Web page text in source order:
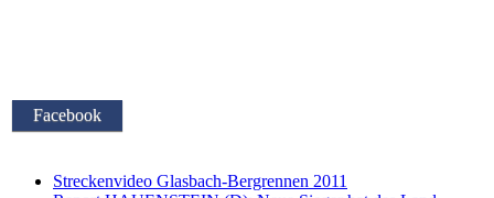
Facebook
Streckenvideo Glasbach-Bergrennen 2011